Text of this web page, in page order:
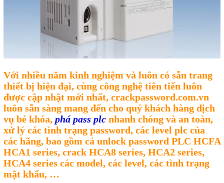
Với nhiều năm kinh nghiệm và luôn có sẵn trang
thiết bị hiện đại, cùng công nghệ tiên tiến luôn
được cập nhật mới nhất, crackpassword.com.vn
luôn sẵn sàng mang đến cho quý khách hàng dịch
vụ bẻ khóa, phá pass plc nhanh chóng và an toàn,
xử lý các tình trạng password, các level plc của
các hãng, bao gồm cả unlock password PLC HCFA
HCA1 series, crack HCA8 series, HCA2 series,
HCA4 series các model, các level, các tình trạng
mật khẩu, …
Cân Điện Tử
Thiết bị thu thập dữ liệu,
truyền và lưu trữ dữ liệu
sát
Thiết bị cảnh báo
Thiết bị đo lường - Cảm biến
Bộ điều khiển nhiệt độ
Bộ đếm - Bộ hẹn giờ
Đồng hồ đo đa năng